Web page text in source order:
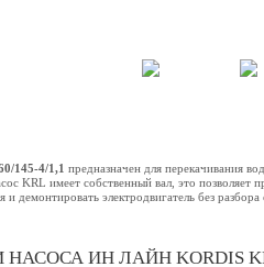
145-4/1,1 предназначен для перекачивания
KRL имеет собственный вал, это позволяет
и демонтировать электродвигатель без разбора
ИН ЛАЙН KORDIS